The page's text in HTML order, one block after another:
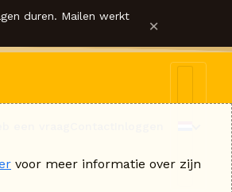
duren. Mailen werkt ×
voor meer informatie over zijn